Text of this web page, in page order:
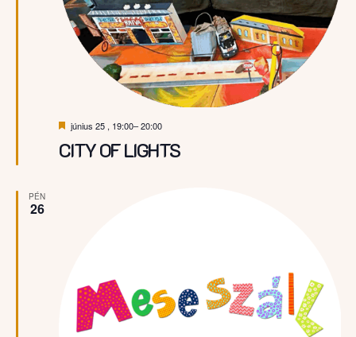
CITY OF LIGHTS
Kiemelt
június 25 , 19:00–20:00
PÉN
26